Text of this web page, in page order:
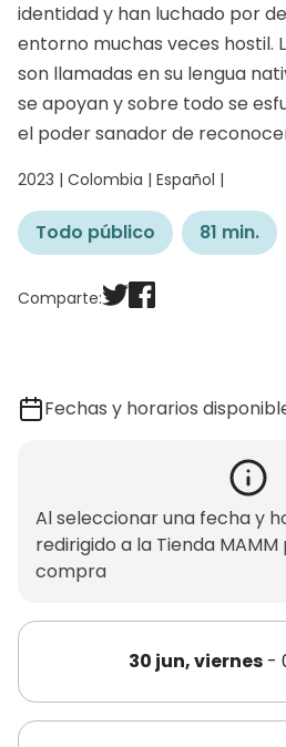
identidad y han luchado por
entorno muchas veces hostil.
son llamadas en su lengua
se apoyan y sobre todo se
el poder sanador de
2023 | Colombia | Español |
Todo público 81 min.
Comparte:
Fechas y horarios
Al seleccionar una fecha y
redirigido a la Tienda
compra
30 jun, viernes-